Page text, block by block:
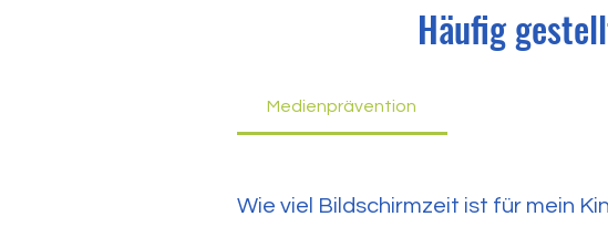
Häufig
Medienprävention
Wie viel Bildschirmzeit ist für mein